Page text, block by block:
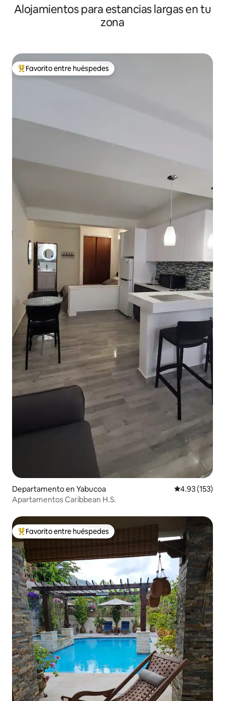
Alojamientos para estancias largas en tu
zona
De los mejores en Favorito entre huéspedes
Favorito entre huéspedes
Departamento en Yabucoa Calificación
4.93 (153)
Apartamentos Caribbean H.S.
De los mejores en Favorito entre huéspedes
Favorito entre huéspedes